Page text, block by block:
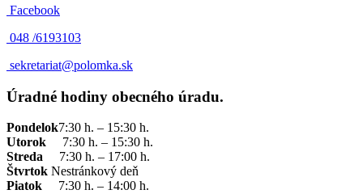
Facebook
048 /6193103
sekretariat@polomka.sk
Úradné hodiny obecného úradu.
Pondelok7:30 h. – 15:30 h.
Utorok 7:30 h. – 15:30 h.
Streda 7:30 h. – 17:00 h.
Štvrtok Nestránkový deň
Piatok
7:30 h. – 14:00 h.